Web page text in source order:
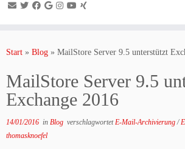
Inhalt
Start » Blog » MailStore Server 9.5 unterstützt
MailStore Server 9.5
Exchange 2016
14/01/2016 in Blog verschlagwortetE-Mail-Archivierung/
thomasknoefel